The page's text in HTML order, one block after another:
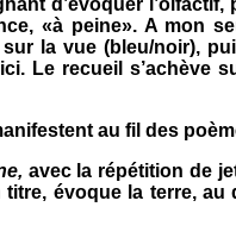
«à peine». A
la vue (bleu/noir),
Le recueil
au fil des
avec la répétition de
titre, évoque la terre,